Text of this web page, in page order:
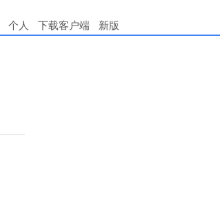
个人 下载客户端 新版